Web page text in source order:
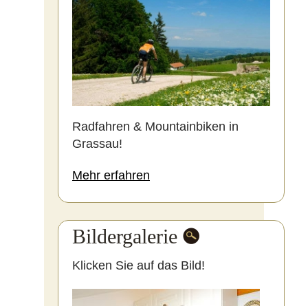
Radfahren & Mountainbiken in
Grassau!
Mehr erfahren
Bildergalerie
Klicken Sie auf das Bild!